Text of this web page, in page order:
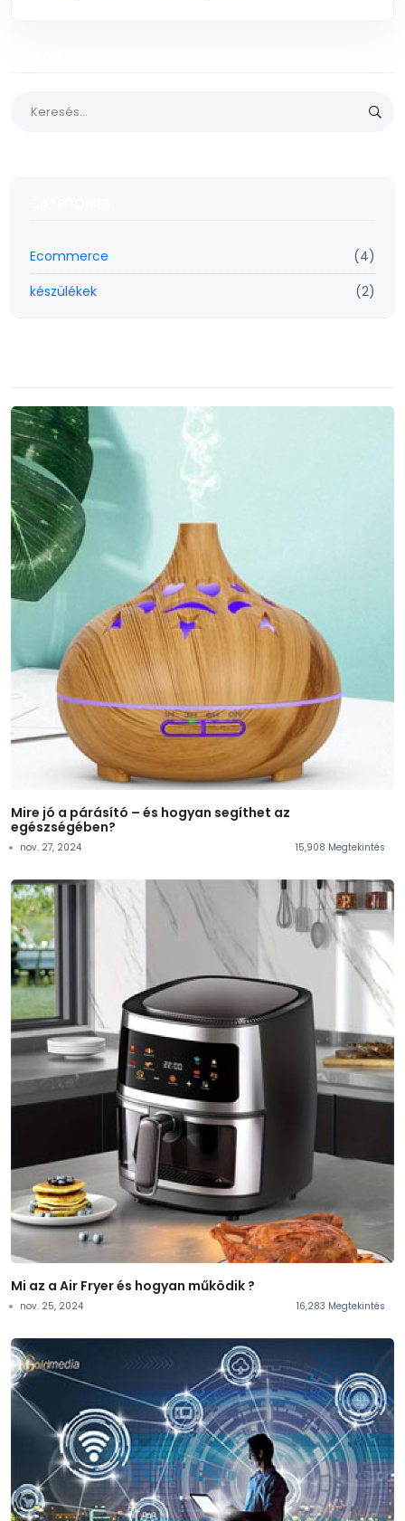
Ecommerce
(4)
készülékek
(2)
Mire jó a párásító – és hogyan segíthet az
egészségében?
nov. 27, 2024 15,908 Megtekintés
Mi az a Air Fryer és hogyan működik ?
nov. 25, 2024 16,283 Megtekintés